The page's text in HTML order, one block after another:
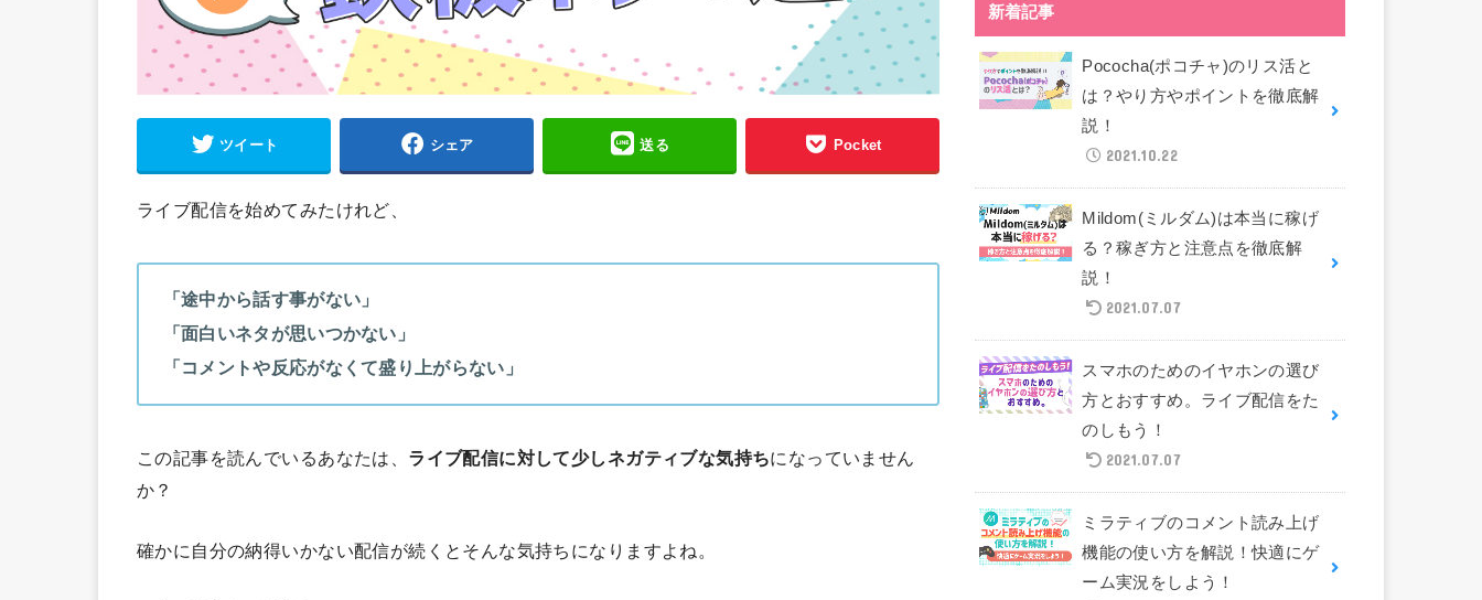
ツイート シェア 送る Pocket
ライブ配信を始めてみたけれど、
「途中から話す事がない」
「面白いネタが思いつかない」
「コメントや反応がなくて盛り上がらない」
この記事を読んでいるあなたは、 ライブ配信に対して少しネガティブな気持ちになっていません
か？
確かに自分の納得いかない配信が続くとそんな気持ちになりますよね。
新着記事
Pococha(ポコチャ)のリス活と
は？やり方やポイントを徹底解
説！
2021.10.22
Mildom(ミルダム)は本当に稼げ
る？稼ぎ方と注意点を徹底解
説！
2021.07.07
スマホのためのイヤホンの選び
方とおすすめ。ライブ配信をた
のしもう！
2021.07.07
ミラティブのコメント読み上げ
機能の使い方を解説！快適にゲ
ーム実況をしよう！